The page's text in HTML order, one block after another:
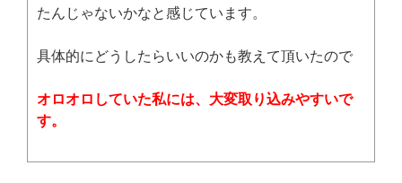
たんじゃないかなと感じています。
具体的にどうしたらいいのかも教えて頂いたので
オロオロしていた私には、大変取り込みやすいで
す。